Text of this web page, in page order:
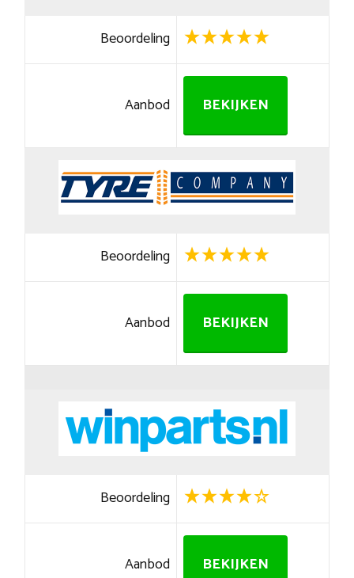
Beoordeling
Aanbod BEKIJKEN
Beoordeling
Aanbod BEKIJKEN
Beoordeling
Aanbod BEKIJKEN